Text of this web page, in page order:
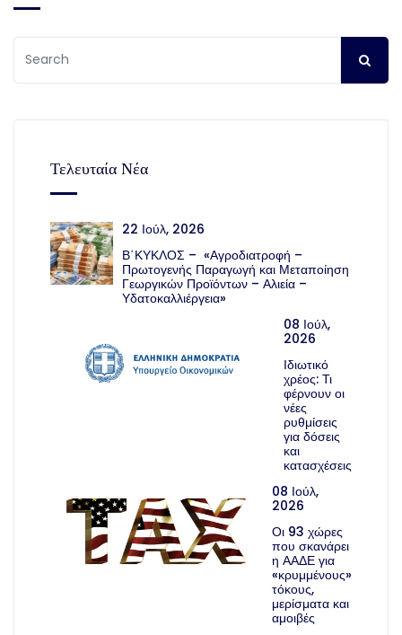
Τελευταία Νέα
22 Ιούλ, 2026
Β΄ΚΥΚΛΟΣ – «Αγροδιατροφή –
Πρωτογενής Παραγωγή και Μεταποίηση
Γεωργικών Προϊόντων – Αλιεία –
Υδατοκαλλιέργεια»
08 Ιούλ,
2026
Ιδιωτικό
χρέος: Τι
φέρνουν οι
νέες
ρυθμίσεις
για δόσεις
και
κατασχέσεις
08 Ιούλ,
2026
Οι 93 χώρες
που σκανάρει
η ΑΑΔΕ για
«κρυμμένους»
τόκους,
μερίσματα και
αμοιβές